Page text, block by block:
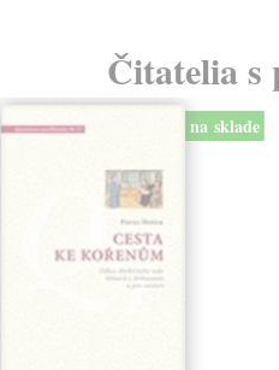
Čitatelia s
na sklade